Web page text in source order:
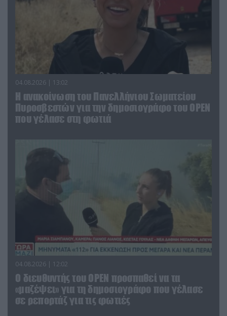
04.08.2026 | 13:02
Η ανακοίνωση του Πανελλήνιου Σωματείου
Πυροσβεστών για την δημοσιογράφο του OPEN
που γέλασε στη φωτιά
04.08.2026 | 12:02
O διευθυντής του OPEN προσπαθεί να τα
«μαζέψει» για τη δημοσιογράφο που γέλασε
σε ρεπορτάζ για τις φωτιές